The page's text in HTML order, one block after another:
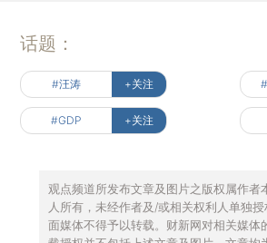
话题：
#汪涛 +关注
#GDP +关注
观点频道所发布文章及图片之版权属作者
人所有，未经作者及/或相关权利人单独
面媒体不得予以转载。财新网对相关媒体